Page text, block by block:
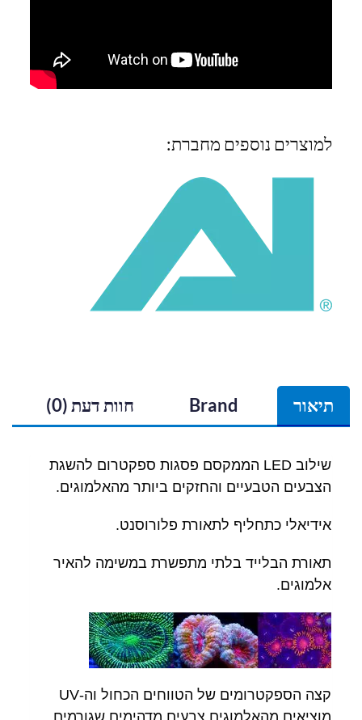
למוצרים נוספים מחברת:
תיאור Brand חוות דעת (0)
שילוב LED הממקסם פסגות ספקטרום להשגת
הצבעים הטבעיים והחזקים ביותר מהאלמוגים.
אידיאלי כתחליף לתאורת פלורוסנט.
תאורת הבלייד בלתי מתפשרת במשימה להאיר
אלמוגים.
קצה הספקטרומים של הטווחים הכחול וה-UV
מוציאים מהאלמוגים צבעים מדהימים שגורמים